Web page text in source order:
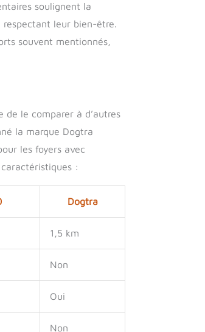
soulignent la
leur bien-être.
souvent mentionnés,
le comparer à d’autres
la marque Dogtra
les foyers avec
:
Dogtra
1,5 km
Non
Oui
Non